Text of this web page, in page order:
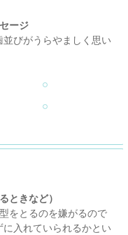
ージ
びがうらやましく思い
ときなど）
をとるのを嫌がるので
入れていられるかとい